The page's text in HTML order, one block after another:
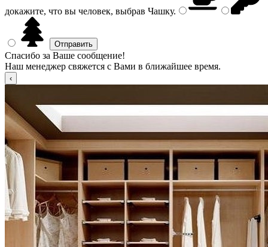
докажите, что вы человек, выбрав Чашку.
Спасибо за Ваше сообщение!
Наш менеджер свяжется с Вами в ближайшее время.